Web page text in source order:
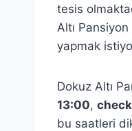
tesis
Altı
yapmak
Dokuz Altı
13:00,
bu saatleri